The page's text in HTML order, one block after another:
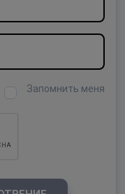
Запомнить меня